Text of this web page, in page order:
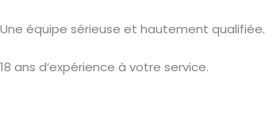
Une équipe sérieuse et hautement qualifiée.
18 ans d’expérience à votre service.